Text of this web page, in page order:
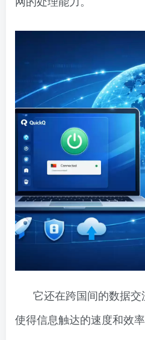
它还在跨国间的数据交
使得信息触达的速度和效率